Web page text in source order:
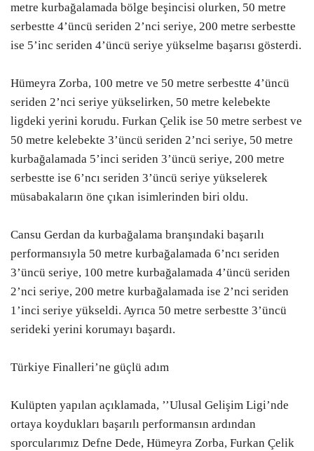
metre kurbağalamada bölge beşincisi olurken, 50 metre
serbestte 4’üncü seriden 2’nci seriye, 200 metre serbestte
ise 5’inc seriden 4’üncü seriye yükselme başarısı gösterdi.
Hümeyra Zorba, 100 metre ve 50 metre serbestte 4’üncü
seriden 2’nci seriye yükselirken, 50 metre kelebekte
ligdeki yerini korudu. Furkan Çelik ise 50 metre serbest ve
50 metre kelebekte 3’üncü seriden 2’nci seriye, 50 metre
kurbağalamada 5’inci seriden 3’üncü seriye, 200 metre
serbestte ise 6’ncı seriden 3’üncü seriye yükselerek
müsabakaların öne çıkan isimlerinden biri oldu.
Cansu Gerdan da kurbağalama branşındaki başarılı
performansıyla 50 metre kurbağalamada 6’ncı seriden
3’üncü seriye, 100 metre kurbağalamada 4’üncü seriden
2’nci seriye, 200 metre kurbağalamada ise 2’nci seriden
1’inci seriye yükseldi. Ayrıca 50 metre serbestte 3’üncü
serideki yerini korumayı başardı.
Türkiye Finalleri’ne güçlü adım
Kulüpten yapılan açıklamada, ’’Ulusal Gelişim Ligi’nde
ortaya koydukları başarılı performansın ardından
sporcularımız Defne Dede, Hümeyra Zorba, Furkan Çelik